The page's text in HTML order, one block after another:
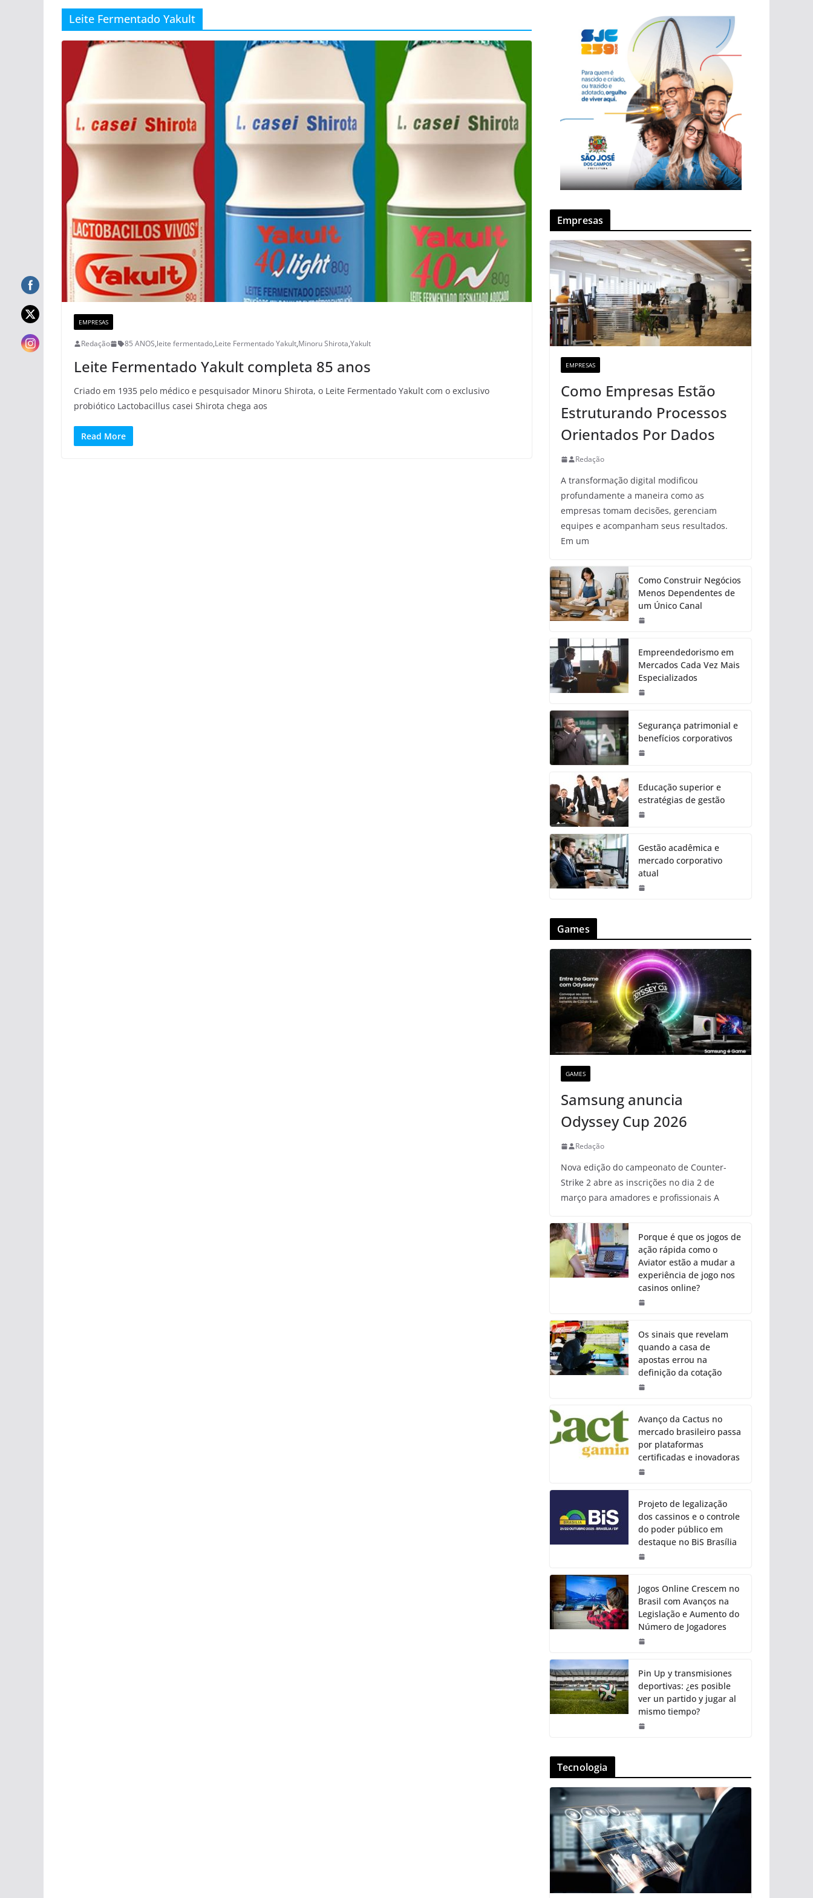
Leite Fermentado Yakult
EMPRESAS
Redação 85 ANOS,leite fermentado,Leite Fermentado Yakult,Minoru Shirota,Yakult
Leite Fermentado Yakult completa 85 anos
Criado em 1935 pelo médico e pesquisador Minoru Shirota, o Leite Fermentado Yakult com o exclusivo
probiótico Lactobacillus casei Shirota chega aos
Read More
Empresas
EMPRESAS
Como Empresas Estão
Estruturando Processos
Orientados Por Dados
Redação
A transformação digital modificou
profundamente a maneira como as
empresas tomam decisões, gerenciam
equipes e acompanham seus resultados.
Em um
Como Construir Negócios
Menos Dependentes de
um Único Canal
Empreendedorismo em
Mercados Cada Vez Mais
Especializados
Segurança patrimonial e
benefícios corporativos
Educação superior e
estratégias de gestão
Gestão acadêmica e
mercado corporativo
atual
Games
GAMES
Samsung anuncia
Odyssey Cup 2026
Redação
Nova edição do campeonato de Counter-
Strike 2 abre as inscrições no dia 2 de
março para amadores e profissionais A
Porque é que os jogos de
ação rápida como o
Aviator estão a mudar a
experiência de jogo nos
casinos online?
Os sinais que revelam
quando a casa de
apostas errou na
definição da cotação
Avanço da Cactus no
mercado brasileiro passa
por plataformas
certificadas e inovadoras
Projeto de legalização
dos cassinos e o controle
do poder público em
destaque no BiS Brasília
Jogos Online Crescem no
Brasil com Avanços na
Legislação e Aumento do
Número de Jogadores
Pin Up y transmisiones
deportivas: ¿es posible
ver un partido y jugar al
mismo tiempo?
Tecnologia